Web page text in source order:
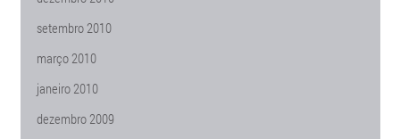
setembro 2010
março 2010
janeiro 2010
dezembro 2009